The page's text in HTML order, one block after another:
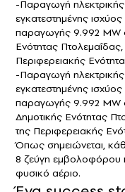
-Παραγωγή
εγκατεστημένης
παραγωγής 9.992 MW
Ενότητας
Περιφερειακής
-Παραγωγή
εγκατεστημένης
παραγωγής 9.992 MW
Δημοτικής Ενότητας
της Περιφερειακής
Όπως σημειώνεται,
8 ζεύγη εμβολοφόρου
φυσικό αέριο.